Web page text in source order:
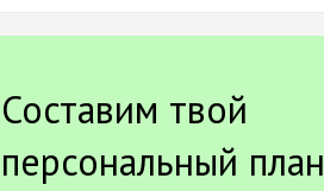
Составим твой
персональный план